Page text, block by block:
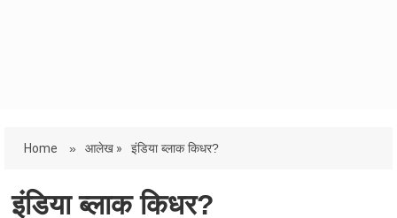
Home » आलेख » इंडिया ब्लाक किधर?
इंडिया ब्लाक किधर?